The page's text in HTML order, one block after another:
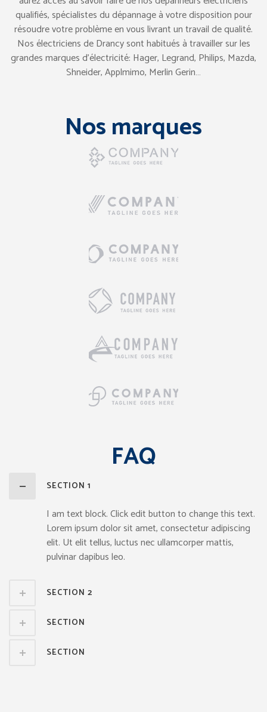
qualifiés, spécialistes du dépannage à votre disposition pour
résoudre votre problème en vous livrant un travail de qualité.
Nos électriciens de Drancy sont habitués à travailler sur les
grandes marques d’électricité: Hager, Legrand, Philips, Mazda,
Shneider, Applmimo, Merlin Gerin…
Nos marques
FAQ
SECTION 1
I am text block. Click edit button to change this text.
Lorem ipsum dolor sit amet, consectetur adipiscing
elit. Ut elit tellus, luctus nec ullamcorper mattis,
pulvinar dapibus leo.
SECTION 2
SECTION
SECTION